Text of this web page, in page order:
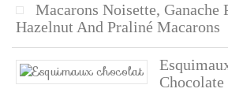
Macarons Noisette, Ganache
Hazelnut And Praliné Macarons
Chocolate